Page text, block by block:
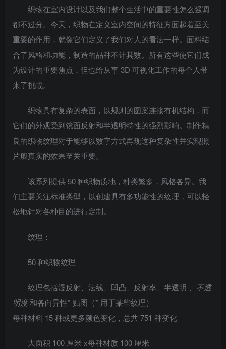
织物在室内设计以及我们整个生活中的重要性怎么强调
都不过分。今天，织物在定义室内空间的特征方面起着至关
重要的作用，就像它们定义了我们对人的看法一样。面料结
合了风格和功能，制造的品种不计其数。所有这些使它们成
为设计的重要焦点，但也给从事 3D 可视化工作的每个人带
来了挑战。
织物具有复杂的表面，以规则的图案连接有机结构，而
它们的外观受到镜面反射和半透明特性的强烈影响。制作精
良的织物纹理对于能够以数字方式再现这种复杂性并实现照
片般真实的效果至关重要。
该系列提供 50 种织物质地，种类繁多，风格各异。我
们主要关注标准类型，以创建具有多功能性的纹理，可以轻
松地针对各种目的进行定制。
纹理：
50 种织物纹理
纹理包括漫反射、法线、凹凸、反射率、半透明
、不透
明度和各向异性* 贴图（* 用于某些纹理）
每种材料 15 种或更多颜色变化，总共 751 种变化
大面积 100 厘米 x每种材质 100 厘米